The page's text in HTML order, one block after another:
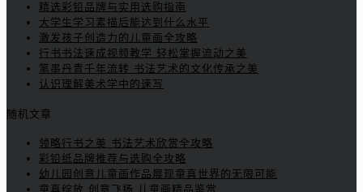
精选彩铅品牌与实用选购指南
大学生学习素描后能达到什么水平
激发孩子创造力的儿童画全攻略
行书书法速成视频教学 轻松掌握流动之美
笔墨丹青千年流转 书法艺术的文化传承之美
认识理解美术学中的速写
随机文章
领略行书之美 书法艺术欣赏全攻略
彩铅纸品牌推荐与选购全攻略
幼儿园创意儿童画作品展现童真世界的无限可能
童真绽放 创意飞扬 儿童画精品鉴赏